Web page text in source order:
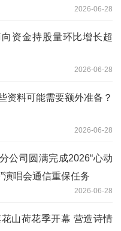
2026-06-28
资金持股量环比增长超
2026-06-28
资料可能需要额外准备？
2026-06-28
公司圆满完成2026“心动
演唱会通信重保任务
2026-06-28
山荷花季开幕 营造诗情